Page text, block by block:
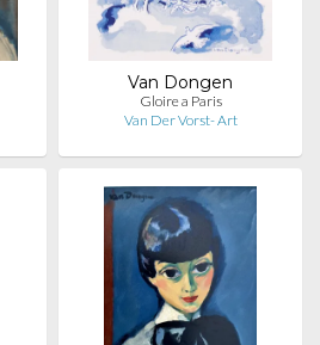
Van Dongen
Gloire a Paris
Van Der Vorst- Art